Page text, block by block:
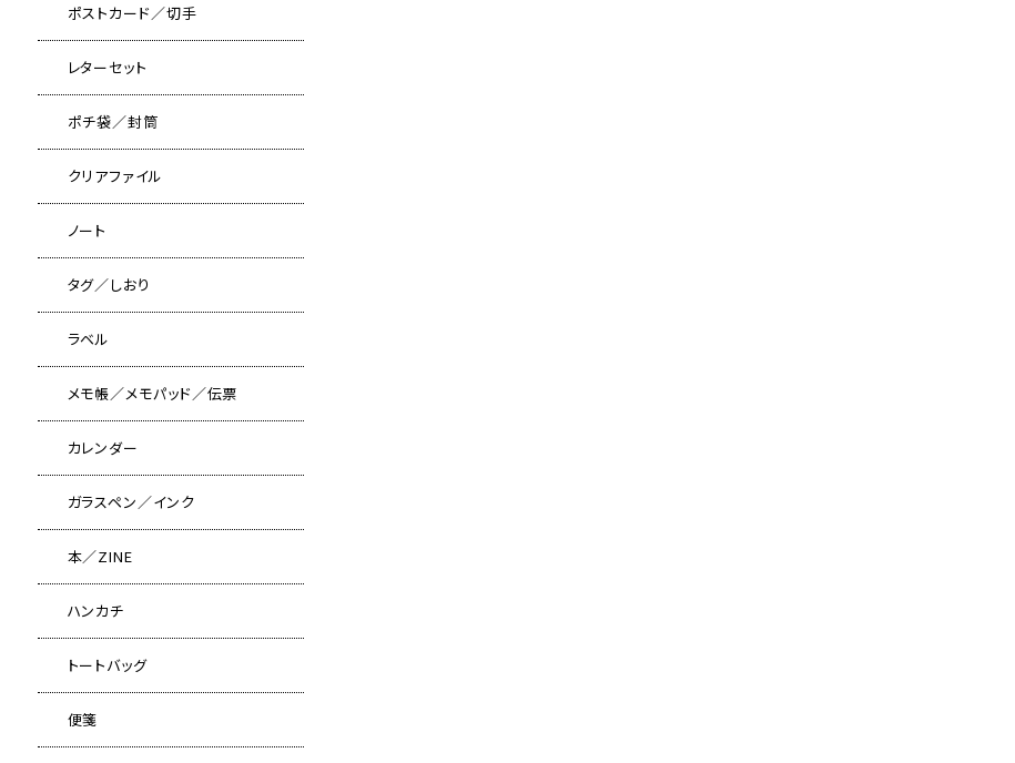
ポストカード／切手
レターセット
ポチ袋／封筒
クリアファイル
ノート
タグ／しおり
ラベル
メモ帳／メモパッド／伝票
カレンダー
ガラスペン／インク
本／ZINE
ハンカチ
トートバッグ
便箋